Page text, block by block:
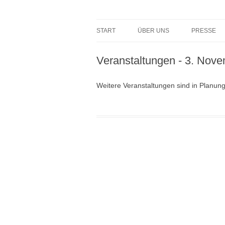
START ÜBER UNS PRESSE
Veranstaltungen - 3.
Weitere Veranstaltungen sind in Planung.